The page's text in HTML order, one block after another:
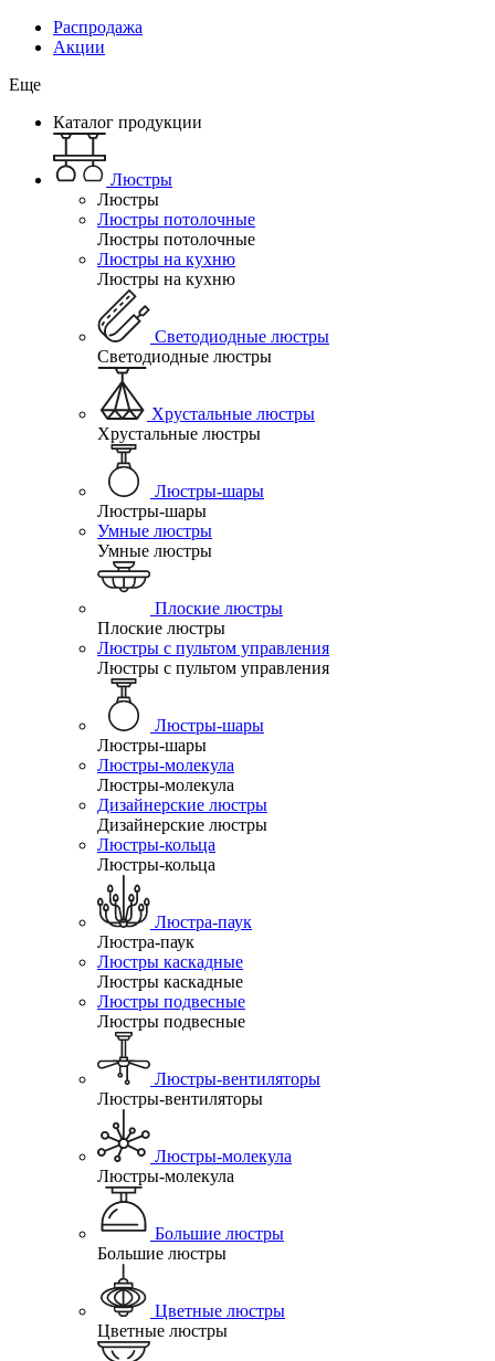
Распродажа
Акции
Еще
Каталог продукции
Люстры
Люстры
Люстры потолочные
Люстры потолочные
Люстры на кухню
Люстры на кухню
Светодиодные люстры
Светодиодные люстры
Хрустальные люстры
Хрустальные люстры
Люстры-шары
Люстры-шары
Умные люстры
Умные люстры
Плоские люстры
Плоские люстры
Люстры с пультом управления
Люстры с пультом управления
Люстры-шары
Люстры-шары
Люстры-молекула
Люстры-молекула
Дизайнерские люстры
Дизайнерские люстры
Люстры-кольца
Люстры-кольца
Люстра-паук
Люстра-паук
Люстры каскадные
Люстры каскадные
Люстры подвесные
Люстры подвесные
Люстры-вентиляторы
Люстры-вентиляторы
Люстры-молекула
Люстры-молекула
Большие люстры
Большие люстры
Цветные люстры
Цветные люстры